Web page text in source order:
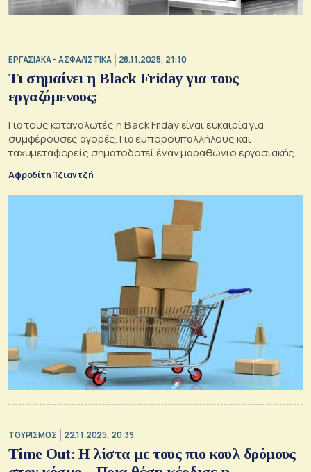
ΕΡΓΑΣΙΑΚΑ – ΑΣΦΑΛΙΣΤΙΚΑ 28.11.2025, 21:10
Τι σημαίνει η Black Friday για τους
εργαζόμενους;
Για τους καταναλωτές η Βlack Friday είναι ευκαιρία για
συμφέρουσες αγορές. Για εμποροϋπαλλήλους και
ταχυμεταφορείς σηματοδοτεί έναν μαραθώνιο εργασιακής
Αφροδίτη Τζιαντζή
ΤΟΥΡΙΣΜΟΣ 22.11.2025, 20:39
Time Out: Η λίστα με τους πιο κουλ δρόμους